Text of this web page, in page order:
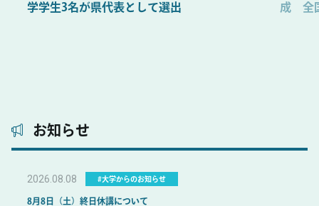
学学生3名が県代表として選出
成 全
お知らせ
2026.08.08 #大学からのお知らせ
8月8日（土）終日休講について